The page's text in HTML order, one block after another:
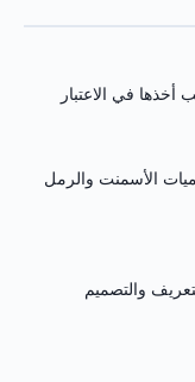
أخذها في الاعتبار
الأسمنت والرمل
والتصميم